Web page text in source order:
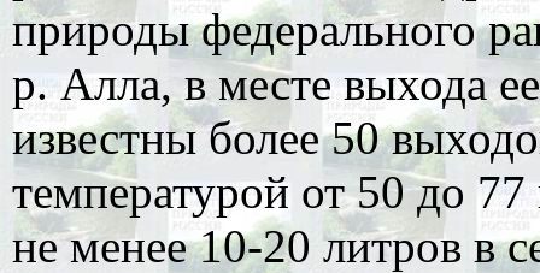
природы федерального
р. Алла, в месте выхода
известны более 50
температурой от 50 до
не менее 10-20 литров в